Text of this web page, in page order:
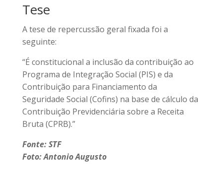
Tese
A tese de repercussão geral fixada foi a
seguinte:
“É constitucional a inclusão da contribuição ao
Programa de Integração Social (PIS) e da
Contribuição para Financiamento da
Seguridade Social (Cofins) na base de cálculo da
Contribuição Previdenciária sobre a Receita
Bruta (CPRB).”
Fonte: STF
Foto: Antonio Augusto